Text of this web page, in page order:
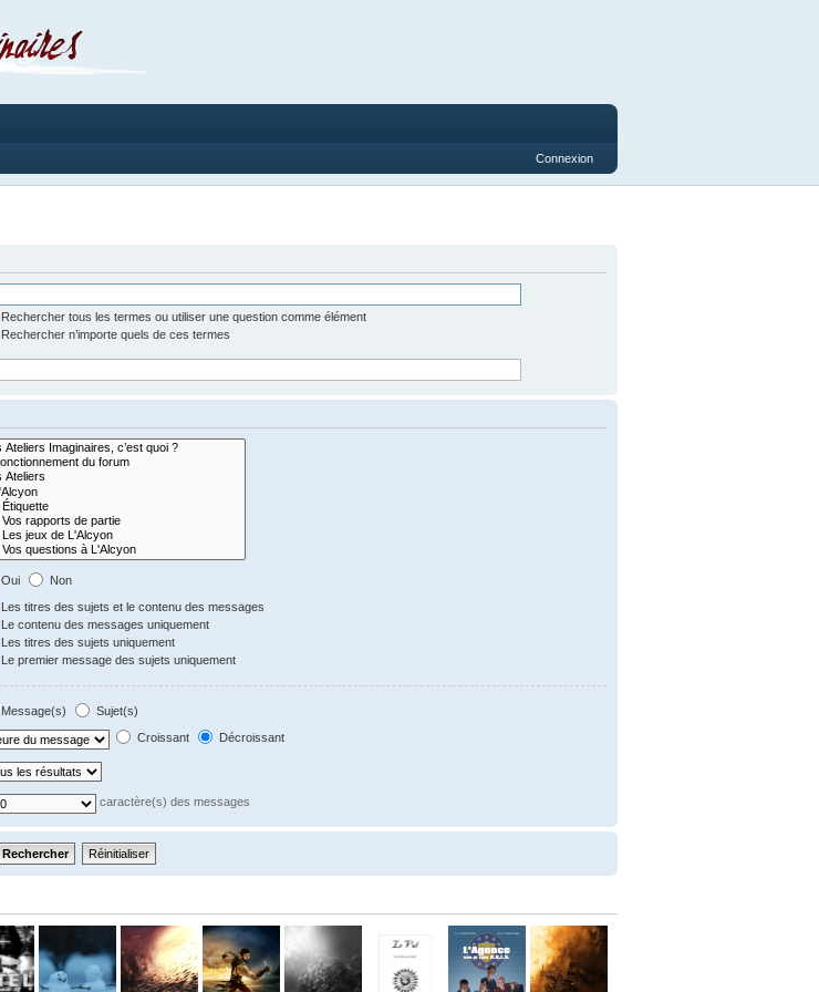
Connexion
Rechercher tous les termes ou utiliser une question comme élément
Rechercher n’importe quels de ces termes
Oui
Non
Les titres des sujets et le contenu des messages
Le contenu des messages uniquement
Les titres des sujets uniquement
Le premier message des sujets uniquement
Message(s)
Sujet(s)
Croissant Décroissant
caractère(s) des messages